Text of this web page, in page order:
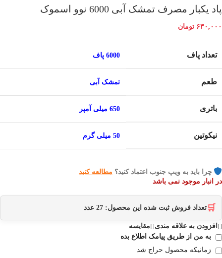
پاد یکبار مصرف تمشک آبی 6000 نوو اسموک
۶۳۰,۰۰۰ تومان
تعداد پاف 6000 پاف
طعم تمشک آبی
باتری 650 میلی آمپر
نیکوتین 50 میلی گرم
چرا باید به ویپ جنوب اعتماد کنید؟ مطالعه کنید
در انبار موجود نمی باشد
🛒 تعداد فروش ثبت شده این محصول: 27 عدد
افزودن به علاقه مندی
مقایسه
به من از طریق پیامک اطلاع بده
زمانیکه محصول حراج شد